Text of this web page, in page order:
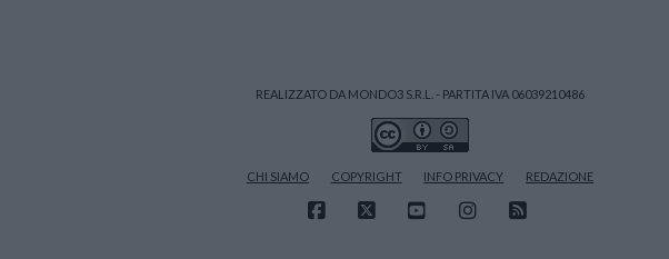
REALIZZATO DA MONDO3 S.R.L. - PARTITA IVA 06039210486
CHI SIAMO COPYRIGHT INFO PRIVACY REDAZIONE